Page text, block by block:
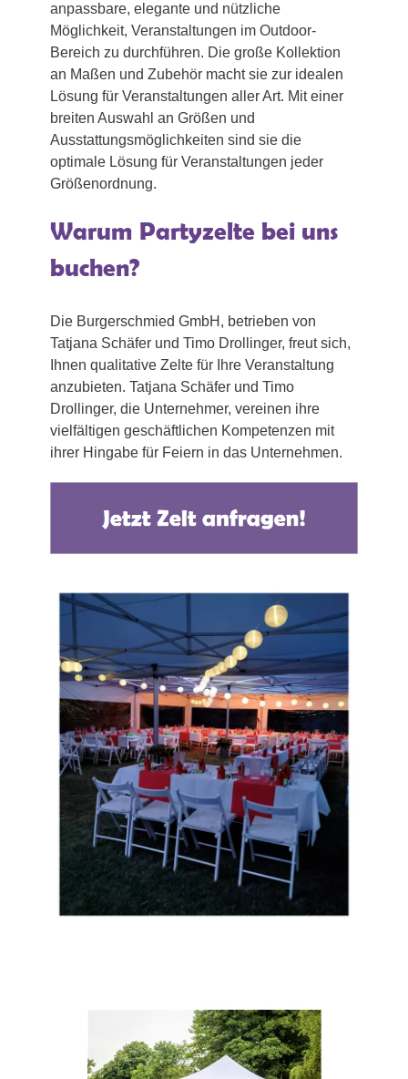
anpassbare, elegante und nützliche
Möglichkeit, Veranstaltungen im Outdoor-
Bereich zu durchführen. Die große Kollektion
an Maßen und Zubehör macht sie zur idealen
Lösung für Veranstaltungen aller Art. Mit einer
breiten Auswahl an Größen und
Ausstattungsmöglichkeiten sind sie die
optimale Lösung für Veranstaltungen jeder
Größenordnung.
Warum Partyzelte bei uns
buchen?
Die Burgerschmied GmbH, betrieben von
Tatjana Schäfer und Timo Drollinger, freut sich,
Ihnen qualitative Zelte für Ihre Veranstaltung
anzubieten. Tatjana Schäfer und Timo
Drollinger, die Unternehmer, vereinen ihre
vielfältigen geschäftlichen Kompetenzen mit
ihrer Hingabe für Feiern in das Unternehmen.